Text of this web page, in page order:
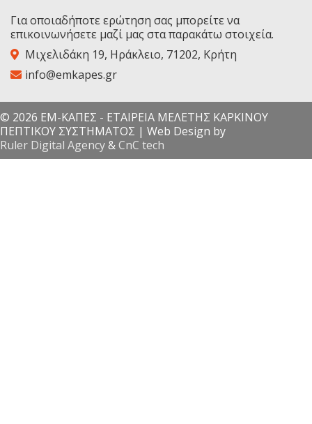
Για οποιαδήποτε ερώτηση σας μπορείτε να
επικοινωνήσετε μαζί μας στα παρακάτω στοιχεία.
Μιχελιδάκη 19, Ηράκλειο, 71202, Κρήτη
info@emkapes.gr
© 2026 ΕΜ-ΚΑΠΕΣ - ΕΤΑΙΡΕΙΑ ΜΕΛΕΤΗΣ ΚΑΡΚΙΝΟΥ
ΠΕΠΤΙΚΟΥ ΣΥΣΤΗΜΑΤΟΣ | Web Design by
Ruler Digital Agency&CnC tech